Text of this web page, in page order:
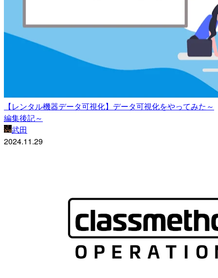
【レンタル機器データ可視化】データ可視化をやってみた～
編集後記～
武田
2024.11.29